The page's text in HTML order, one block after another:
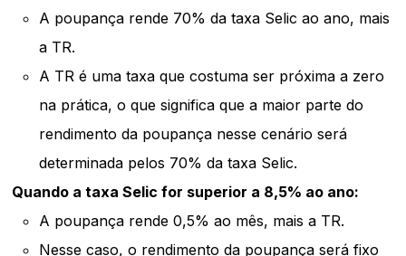
A poupança rende 70% da taxa Selic ao ano, mais
a TR.
A TR é uma taxa que costuma ser próxima a zero
na prática, o que significa que a maior parte do
rendimento da poupança nesse cenário será
determinada pelos 70% da taxa Selic.
Quando a taxa Selic for superior a 8,5% ao ano:
A poupança rende 0,5% ao mês, mais a TR.
Nesse caso, o rendimento da poupança será fixo